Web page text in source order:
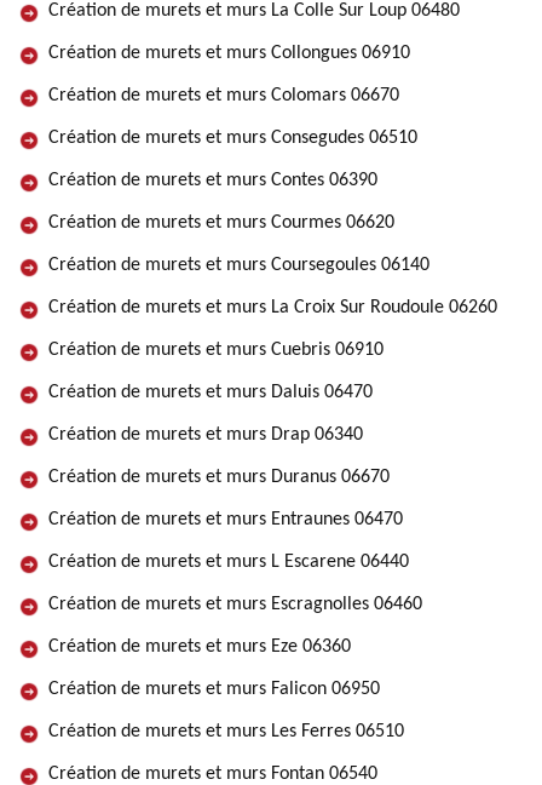
Création de murets et murs La Colle Sur Loup 06480
Création de murets et murs Collongues 06910
Création de murets et murs Colomars 06670
Création de murets et murs Consegudes 06510
Création de murets et murs Contes 06390
Création de murets et murs Courmes 06620
Création de murets et murs Coursegoules 06140
Création de murets et murs La Croix Sur Roudoule 06260
Création de murets et murs Cuebris 06910
Création de murets et murs Daluis 06470
Création de murets et murs Drap 06340
Création de murets et murs Duranus 06670
Création de murets et murs Entraunes 06470
Création de murets et murs L Escarene 06440
Création de murets et murs Escragnolles 06460
Création de murets et murs Eze 06360
Création de murets et murs Falicon 06950
Création de murets et murs Les Ferres 06510
Création de murets et murs Fontan 06540